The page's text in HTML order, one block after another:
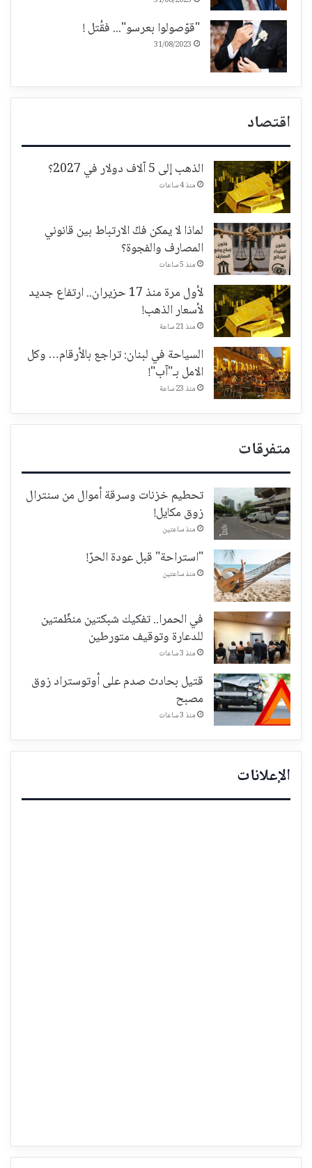
"قوّصولوا بعرسو"... فقُتل !
31/08/2023
اقتصاد
الذهب إلى 5 آلاف دولار في 2027؟
منذ 4 ساعات
لماذا لا يمكن فكّ الارتباط بين قانوني
المصارف والفجوة؟
منذ 5 ساعات
لأول مرة منذ 17 حزيران.. ارتفاع جديد
لأسعار الذهب!
منذ 21 ساعة
السياحة في لبنان: تراجع بالأرقام… وكل
الامل بـ"آب"!
منذ 23 ساعة
متفرقات
تحطيم خزنات وسرقة أموال من سنترال
زوق مكايل!
منذ ساعتين
"استراحة" قبل عودة الحرّ!
منذ ساعتين
في الحمرا.. تفكيك شبكتين منظّمتين
للدعارة وتوقيف متورطين
منذ 3 ساعات
قتيل بحادث صدم على أوتوستراد زوق
مصبح
منذ 3 ساعات
الإعلانات